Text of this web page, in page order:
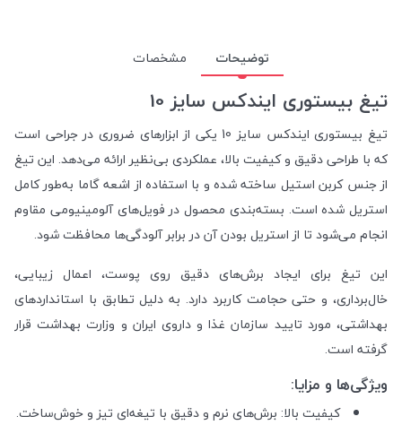
توضیحات مشخصات
تیغ بیستوری ایندکس سایز 10
تیغ بیستوری ایندکس سایز 10 یکی از ابزارهای ضروری در جراحی است
که با طراحی دقیق و کیفیت بالا، عملکردی بی‌نظیر ارائه می‌دهد. این تیغ
از جنس کربن استیل ساخته شده و با استفاده از اشعه گاما به‌طور کامل
استریل شده است. بسته‌بندی محصول در فویل‌های آلومینیومی مقاوم
انجام می‌شود تا از استریل بودن آن در برابر آلودگی‌ها محافظت شود.
این تیغ برای ایجاد برش‌های دقیق روی پوست، اعمال زیبایی،
خال‌برداری، و حتی حجامت کاربرد دارد. به دلیل تطابق با استانداردهای
بهداشتی، مورد تایید سازمان غذا و داروی ایران و وزارت بهداشت قرار
گرفته است.
ویژگی‌ها و مزایا:
کیفیت بالا: برش‌های نرم و دقیق با تیغه‌ای تیز و خوش‌ساخت.